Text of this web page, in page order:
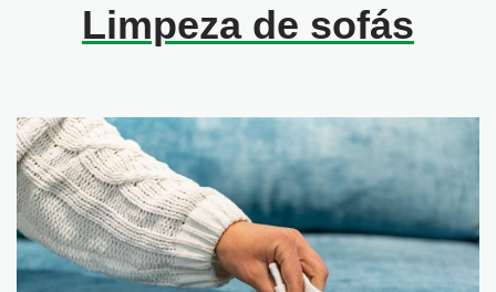
Limpeza de sofás